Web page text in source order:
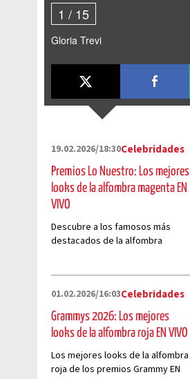
1 / 15
Gloria Trevi
19.02.2026/18:30Celebridades
Premios Lo Nuestro: Los mejores
looks de la alfombra magenta EN
VIVO
Descubre a los famosos más
destacados de la alfombra
01.02.2026/16:03Celebridades
Grammys 2026: Los mejores
looks de la alfombra roja EN VIVO
Los mejores looks de la alfombra
roja de los premios Grammy EN